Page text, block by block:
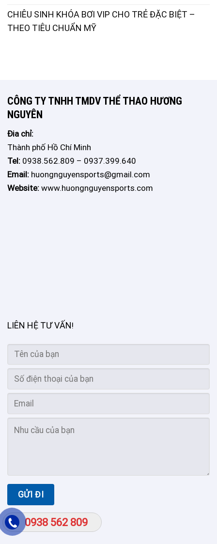
0938 562 809
CHIÊU SINH KHÓA BƠI VIP CHO TRẺ ĐẶC BIỆT –
THEO TIÊU CHUẨN MỸ
CÔNG TY TNHH TMDV THỂ THAO HƯƠNG
NGUYÊN
Đia chỉ:
Thành phố Hồ Chí Minh
Tel: 0938.562.809 – 0937.399.640
Email: huongnguyensports@gmail.com
Website: www.huongnguyensports.com
LIÊN HỆ TƯ VẤN!